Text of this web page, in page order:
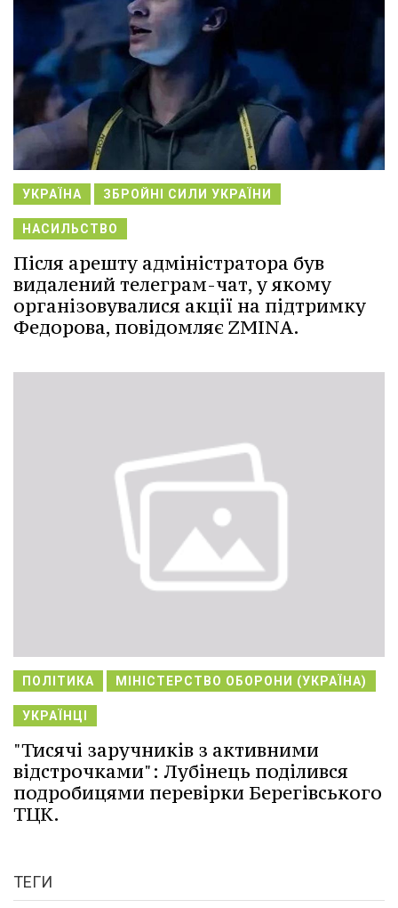
УКРАЇНА ЗБРОЙНІ СИЛИ УКРАЇНИ
НАСИЛЬСТВО
Після арешту адміністратора був
видалений телеграм-чат, у якому
організовувалися акції на підтримку
Федорова, повідомляє ZMINA.
ПОЛІТИКА МІНІСТЕРСТВО ОБОРОНИ (УКРАЇНА)
УКРАЇНЦІ
"Тисячі заручників з активними
відстрочками": Лубінець поділився
подробицями перевірки Берегівського
ТЦК.
ТЕГИ